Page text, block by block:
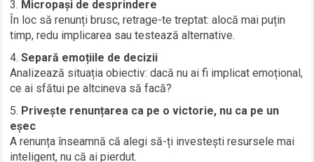
Micropași de desprindere
În loc să renunți brusc, retrage-te treptat: alocă mai puțin
timp, redu implicarea sau testează alternative.
Separă emoțiile de decizii
Analizează situația obiectiv: dacă nu ai fi implicat emoțional,
ce ai sfătui pe altcineva să facă?
Privește renunțarea ca pe o victorie, nu ca pe un
eșec
A renunța înseamnă că alegi să-ți investești resursele mai
inteligent, nu că ai pierdut.